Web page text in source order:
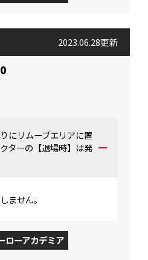
2023.06.28更新
にリムーブエリアに置
ターの【退場時】は発
ません。
ローアカデミア